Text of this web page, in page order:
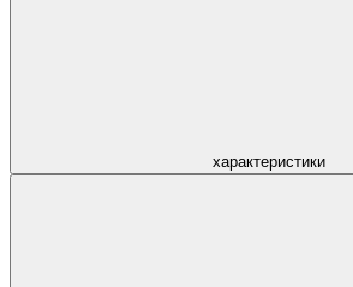
характеристики